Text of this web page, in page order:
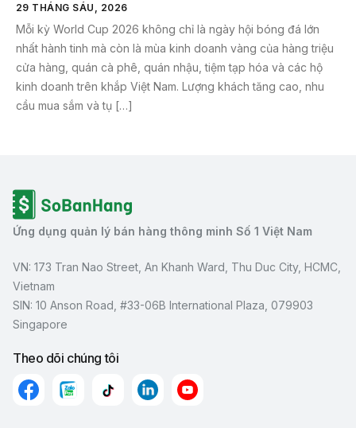
29 THÁNG SÁU, 2026
Mỗi kỳ World Cup 2026 không chỉ là ngày hội bóng đá lớn
nhất hành tinh mà còn là mùa kinh doanh vàng của hàng triệu
cửa hàng, quán cà phê, quán nhậu, tiệm tạp hóa và các hộ
kinh doanh trên khắp Việt Nam. Lượng khách tăng cao, nhu
cầu mua sắm và tụ […]
Ứng dụng quản lý bán hàng thông minh Số 1 Việt Nam
VN: 173 Tran Nao Street, An Khanh Ward, Thu Duc City, HCMC,
Vietnam
SIN: 10 Anson Road, #33-06B International Plaza, 079903
Singapore
Theo dõi chúng tôi